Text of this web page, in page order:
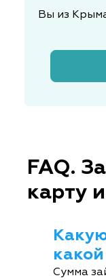
Вы из
FAQ.
карту
Сумма